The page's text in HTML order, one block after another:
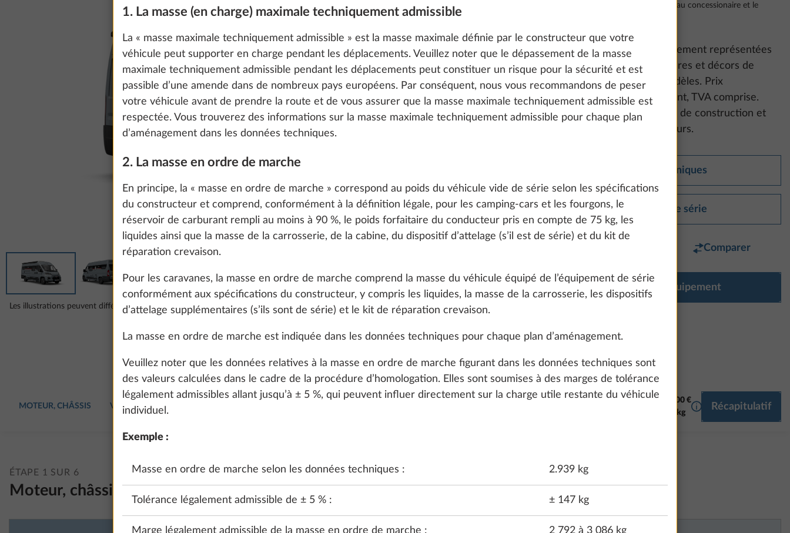
Les illustrations peuvent différer de la configuration choisie.
Y compris 20% TVA, le transport jusqu'au concessionaire et le
Attention :Les photos d’équipement représentées
peuvent présenter des garnitures et décors de
mobilier d’autres séries et modèles. Prix
recommandés sans engagement, TVA comprise.
Sous réserve de modifications de construction et
d’équipement, ainsi que d’erreurs.
Données techniques
Équipement de série
Comparer
Configurer l’équipement
76 600 €
70,0 kg
Plus d’informations
Récapitulatif
MOTEUR, CHÂSSIS VÉHICULE
ÉTAPE 1 SUR 6
Moteur, châssis
1. La masse (en charge) maximale techniquement admissible
La « masse maximale techniquement admissible » est la masse maximale définie par le constructeur que votre
véhicule peut supporter en charge pendant les déplacements. Veuillez noter que le dépassement de la masse
maximale techniquement admissible pendant les déplacements peut constituer un risque pour la sécurité et est
passible d’une amende dans de nombreux pays européens. Par conséquent, nous vous recommandons de peser
votre véhicule avant de prendre la route et de vous assurer que la masse maximale techniquement admissible est
respectée. Vous trouverez des informations sur la masse maximale techniquement admissible pour chaque plan
d’aménagement dans les données techniques.
2. La masse en ordre de marche
En principe, la « masse en ordre de marche » correspond au poids du véhicule vide de série selon les spécifications
du constructeur et comprend, conformément à la définition légale, pour les camping-cars et les fourgons, le
réservoir de carburant rempli au moins à 90 %, le poids forfaitaire du conducteur pris en compte de 75 kg, les
liquides ainsi que la masse de la carrosserie, de la cabine, du dispositif d’attelage (s’il est de série) et du kit de
réparation crevaison.
Pour les caravanes, la masse en ordre de marche comprend la masse du véhicule équipé de l’équipement de série
conformément aux spécifications du constructeur, y compris les liquides, la masse de la carrosserie, les dispositifs
d’attelage supplémentaires (s’ils sont de série) et le kit de réparation crevaison.
La masse en ordre de marche est indiquée dans les données techniques pour chaque plan d’aménagement.
Veuillez noter que les données relatives à la masse en ordre de marche figurant dans les données techniques sont
des valeurs calculées dans le cadre de la procédure d’homologation. Elles sont soumises à des marges de tolérance
légalement admissibles allant jusqu’à ± 5 %, qui peuvent influer directement sur la charge utile restante du véhicule
individuel.
Exemple :
Masse en ordre de marche selon les données techniques : 2.939 kg
Tolérance légalement admissible de ± 5 % : ± 147 kg
Marge légalement admissible de la masse en ordre de marche : 2 792 à 3 086 kg